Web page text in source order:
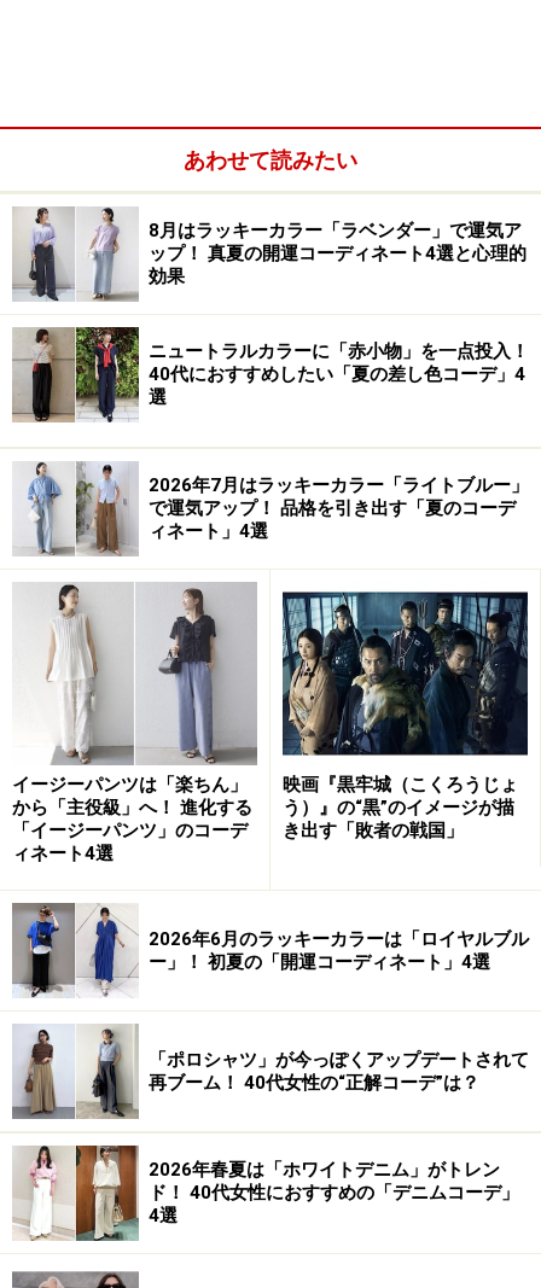
ブラウンのポロシャツがアースカラーの落ち着きと上品
さを出し、裾にレースがあしらわれたオフホワイトのパ
ンツが明るさと軽さを加え、春らしい清潔感を演出。ポ
ロシャツの鹿の子素材とパンツのレース素材という異素
材の組み合わせが、単調にならない奥行きを生んでいま
す。
ブラウン×オフホワイトは、コントラストが穏やかで、強
すぎず弱すぎない、柔らかなメリハリが生まれます。柔
らかみのあるナチュラルトーンで統一されているため、
洗練された印象に。暗め（ブラウン）×明るめ（オフホワ
イト）の上下配置は、視線を縦に誘導してスタイルアッ
リブの凹凸でチェック見えする都会派ポロ
ニット
出典：WAER
この写真は、ニットならではの凹凸感が、ワントーンの
着こなしにも奥行きのある表情と遊び心をプラス。コン
パクトなシルエットながら、身体のラインを拾いすぎず
快適なフィット感を実現しています。レトロだけど新鮮
さのある都会派ポロニットです。
あわせて読みたい
8月はラッキーカラー「ラベンダー」で運気ア
ップ！ 真夏の開運コーディネート4選と心理的
効果
ニュートラルカラーに「赤小物」を一点投入！
40代におすすめしたい「夏の差し色コーデ」4
選
2026年7月はラッキーカラー「ライトブルー」
で運気アップ！ 品格を引き出す「夏のコーデ
ィネート」4選
イージーパンツは「楽ちん」
から「主役級」へ！ 進化する
「イージーパンツ」のコーデ
ィネート4選
映画『黒牢城（こくろうじょ
う）』の“黒”のイメージが描
き出す「敗者の戦国」
2026年6月のラッキーカラーは「ロイヤルブル
ー」！ 初夏の「開運コーディネート」4選
「ポロシャツ」が今っぽくアップデートされて
再ブーム！ 40代女性の“正解コーデ”は？
2026年春夏は「ホワイトデニム」がトレン
ド！ 40代女性におすすめの「デニムコーデ」
4選